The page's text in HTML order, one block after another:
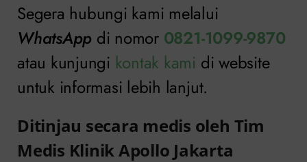
Segera hubungi kami melalui
WhatsApp di nomor 0821-1099-9870
atau kunjungi kontak kami di website
untuk informasi lebih lanjut.
Ditinjau secara medis oleh Tim
Medis Klinik Apollo Jakarta